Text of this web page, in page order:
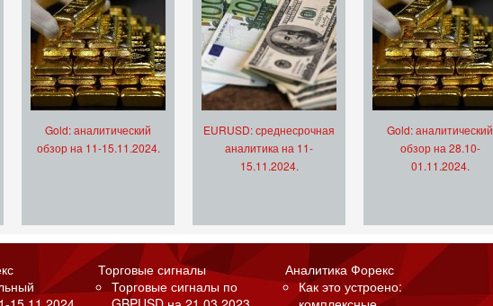
Gold: аналитический
обзор на 11-15.11.2024.
EURUSD: среднесрочная
аналитика на 11-
15.11.2024.
Gold: аналитический
обзор на 28.10-
01.11.2024.
Торговые сигналы
Торговые сигналы по
Аналитика Форекс
Как это устроено: